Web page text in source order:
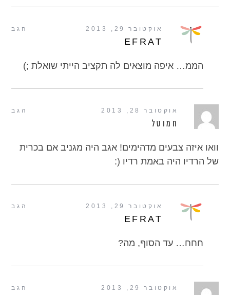
הגב אוקטובר 29, 2013
EFRAT
הממ… איפה מוצאים לה תקציב הייתי שואלת ;)
הגב אוקטובר 28, 2013
חמוטל
וואו איזה צבעים מדהימים! אגב היה מגניב אם בכרית
של הרדיו היה באמת רדיו (:
הגב אוקטובר 29, 2013
EFRAT
חחח… עד הסוף, מה?
הגב אוקטובר 29, 2013